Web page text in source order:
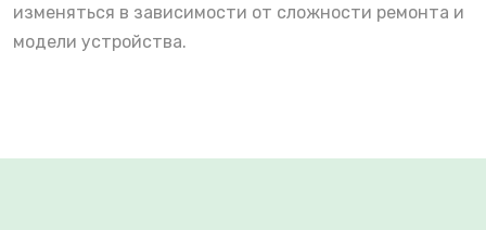
изменяться в зависимости от сложности ремонта и
модели устройства.